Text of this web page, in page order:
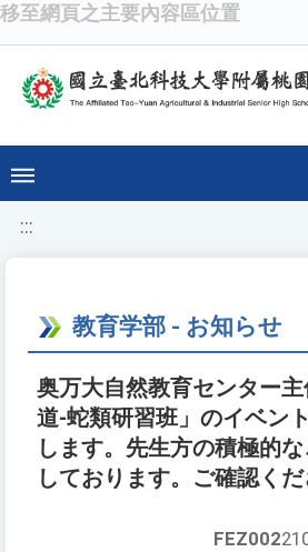
移至網頁之主要內容區位置
:::
教育学部 - お知らせ
奥万大自然教育センター
道-蛇類研習班」のイベン
します。先生方の積極的
しております。ご確認くだ
FEZ002